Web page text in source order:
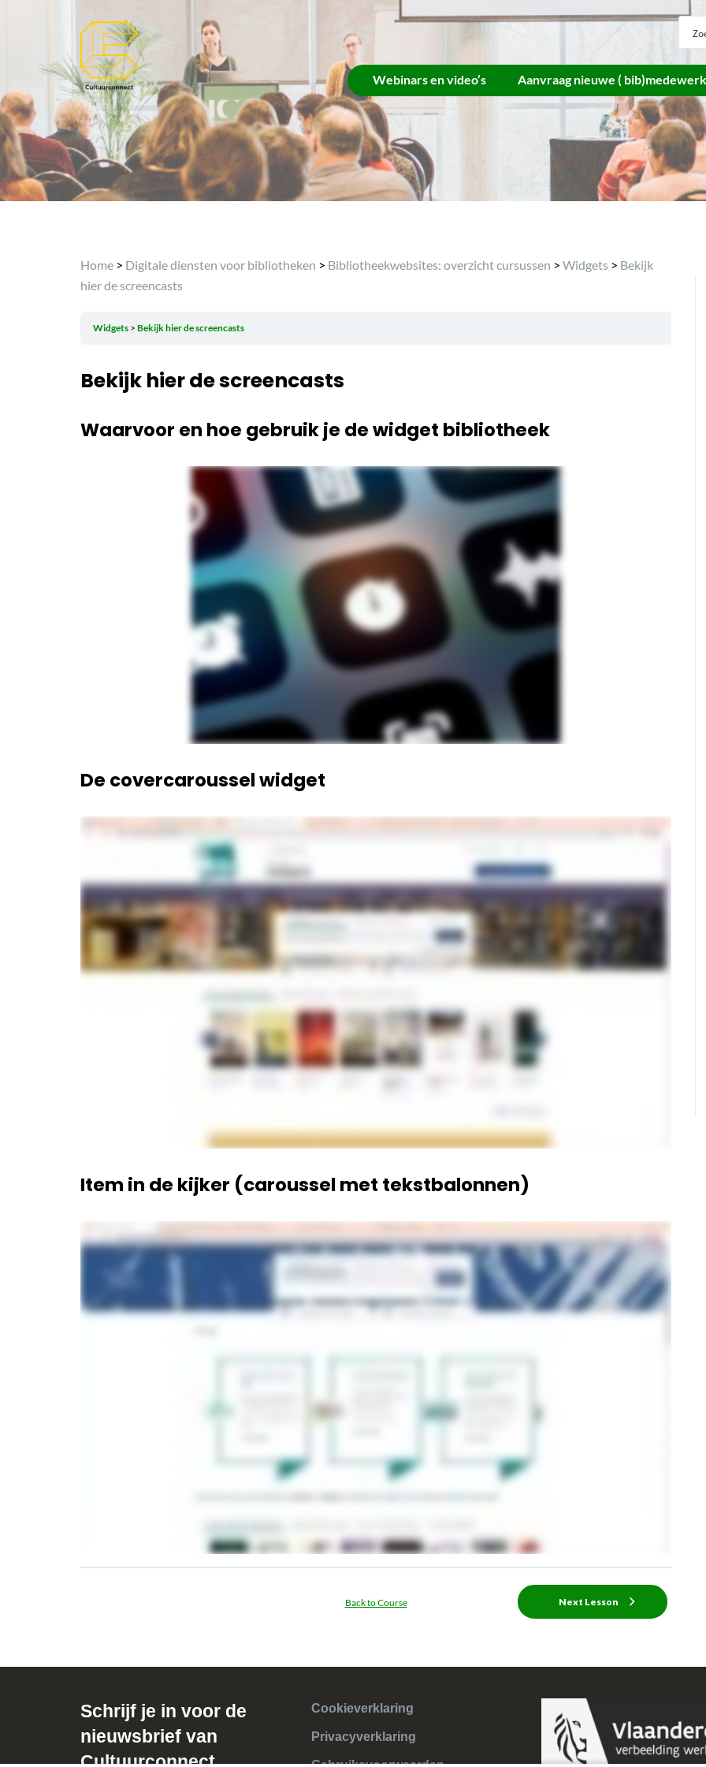
Webinars en video’s Aanvraag nieuwe (
Home > Digitale diensten voor bibliotheken > Bibliotheekwebsites: overzicht cursussen > Widgets > Bekijk
hier de screencasts
Widgets Bekijk hier de screencasts
Bekijk hier de screencasts
Waarvoor en hoe gebruik je de widget bibliotheek
De covercaroussel widget
Item in de kijker (caroussel met tekstbalonnen)
Back to Course Next Lesson
Schrijf je in voor de
nieuwsbrief van
Cultuurconnect
Cookieverklaring
Privacyverklaring